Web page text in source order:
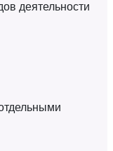
деятельности